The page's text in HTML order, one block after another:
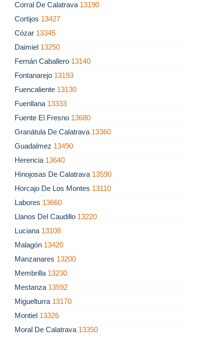
Corral De Calatrava 13190
Cortijos 13427
Cózar 13345
Daimiel 13250
Fernán Caballero 13140
Fontanarejo 13193
Fuencaliente 13130
Fuenllana 13333
Fuente El Fresno 13680
Granátula De Calatrava 13360
Guadalmez 13490
Herencia 13640
Hinojosas De Calatrava 13590
Horcajo De Los Montes 13110
Labores 13660
Llanos Del Caudillo 13220
Luciana 13108
Malagón 13420
Manzanares 13200
Membrilla 13230
Mestanza 13592
Miguelturra 13170
Montiel 13326
Moral De Calatrava 13350